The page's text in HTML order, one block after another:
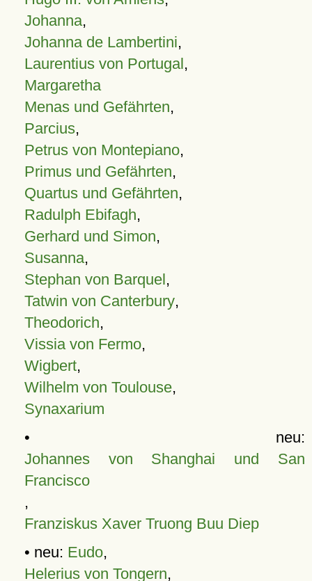
Johanna,
Johanna de Lambertini,
Laurentius von Portugal,
Margaretha
Menas und Gefährten,
Parcius,
Petrus von Montepiano,
Primus und Gefährten,
Quartus und Gefährten,
Radulph Ebifagh,
Gerhard und Simon,
Susanna,
Stephan von Barquel,
Tatwin von Canterbury,
Theodorich,
Vissia von Fermo,
Wigbert,
Wilhelm von Toulouse,
Synaxarium
• neu:
Johannes von Shanghai und San
Francisco
,
Franziskus Xaver Truong Buu Diep
• neu: Eudo,
Helerius von Tongern,